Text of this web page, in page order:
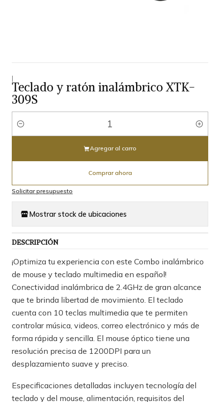
|
Teclado y ratón inalámbrico XTK-
309S
Cantidad
Agregar al carro
Comprar ahora
Solicitar presupuesto
Mostrar stock de ubicaciones
DESCRIPCIÓN
¡Optimiza tu experiencia con este Combo inalámbrico
de mouse y teclado multimedia en español!
Conectividad inalámbrica de 2.4GHz de gran alcance
que te brinda libertad de movimiento. El teclado
cuenta con 10 teclas multimedia que te permiten
controlar música, videos, correo electrónico y más de
forma rápida y sencilla. El mouse óptico tiene una
resolución precisa de 1200DPI para un
desplazamiento suave y preciso.
Especificaciones detalladas incluyen tecnología del
teclado y del mouse, alimentación, requisitos del